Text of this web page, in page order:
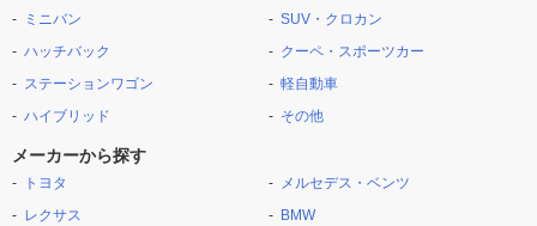
ミニバン
ハッチバック
ステーションワゴン
ハイブリッド
SUV・クロカン
クーペ・スポーツカー
軽自動車
その他
メーカーから探す
トヨタ
レクサス
メルセデス・ベンツ
BMW